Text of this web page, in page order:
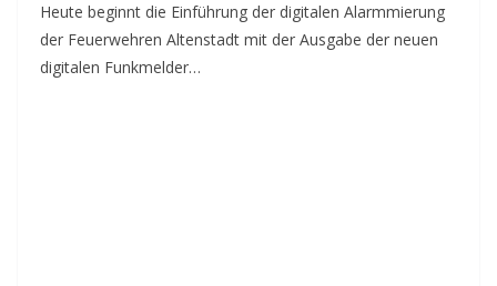
Heute beginnt die Einführung der digitalen Alarmmierung
der Feuerwehren Altenstadt mit der Ausgabe der neuen
digitalen Funkmelder…